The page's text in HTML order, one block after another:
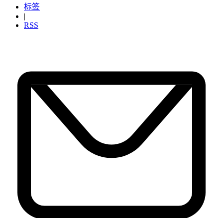
标签
|
RSS